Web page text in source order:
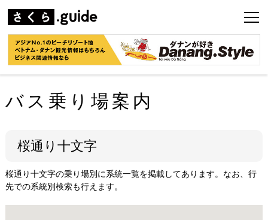
バス乗り場案内
桜通り十文字
桜通り十文字の乗り場別に系統一覧を掲載してあります。なお、行
先での系統別検索も行えます。